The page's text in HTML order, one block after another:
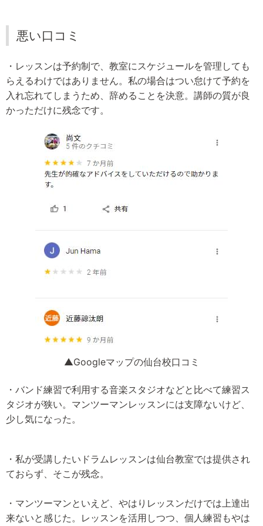
悪い口コミ
・レッスンは予約制で、教室にスケジュールを管理しても
らえるわけではありません。私の場合はつい怠けて予約を
入れ忘れてしまうため、辞めることを決意。講師の質が良
かっただけに残念です。
▲Googleマップの仙台校口コミ
・バンド練習で利用する音楽スタジオなどと比べて練習ス
タジオが狭い。マンツーマンレッスンには支障ないけど、
少し気になった。
・私が受講したいドラムレッスンは仙台教室では提供され
ておらず、そこが残念。
・マンツーマンといえど、やはりレッスンだけでは上達出
来ないと感じた。レッスンを活用しつつ、個人練習もやは